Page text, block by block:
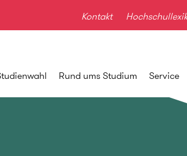
Kontakt
Rund ums Studium Service